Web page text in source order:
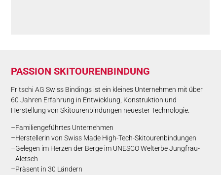
PAS­SION SKI­TOUREN­BINDUNG
Fritschi AG Swiss Bindings ist ein kleines Unternehmen mit über
60 Jahren Erfahrung in Entwicklung, Konstruktion und
Herstellung von Skitourenbindungen neuester Technologie.
Familiengeführtes Unternehmen
Herstellerin von Swiss Made High-Tech-Skitourenbindungen
Gelegen im Herzen der Berge im UNESCO Welterbe Jungfrau-
Aletsch
Präsent in 30 Ländern